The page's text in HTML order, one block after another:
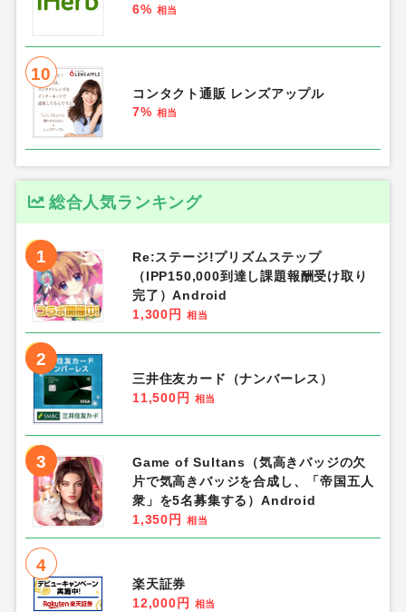
6% 相当
10
コンタクト通販 レンズアップル
7% 相当
総合人気ランキング
1
Re:ステージ!プリズムステップ
（IPP150,000到達し課題報酬受け取り
完了）Android
1,300円
相当
2
三井住友カード（ナンバーレス）
11,500円
相当
3
Game of Sultans（気高きバッジの欠
片で気高きバッジを合成し、「帝国五人
衆」を5名募集する）Android
1,350円
相当
4
楽天証券
12,000円
相当